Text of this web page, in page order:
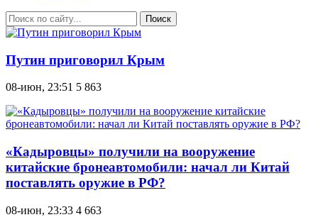
Поиск
Путин приговорил Крым
08-июн, 23:51 5 863
«Кадыровцы» получили на вооружение
китайские бронеавтомобили: начал ли Китай
поставлять оружие в РФ?
08-июн, 23:33 4 663